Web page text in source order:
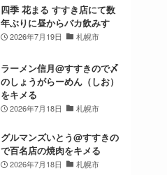
四季 花まる すすき店にて数
年ぶりに昼からバカ飲みす
2026年7月19日 札幌市
ラーメン信月@すすきので〆
のしょうがらーめん（しお）
をキメる
2026年7月18日 札幌市
グルマンズいとう@すすきの
で百名店の焼肉をキメる
2026年7月18日 札幌市